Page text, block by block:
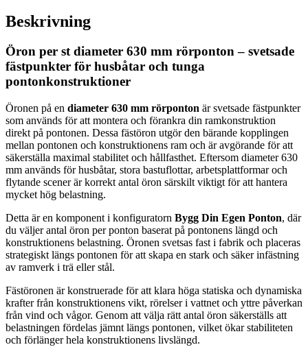
Beskrivning
Öron per st diameter 630 mm rörponton – svetsade
fästpunkter för husbåtar och tunga
pontonkonstruktioner
Öronen på en diameter 630 mm rörponton är svetsade fästpunkter
som används för att montera och förankra din ramkonstruktion
direkt på pontonen. Dessa fästöron utgör den bärande kopplingen
mellan pontonen och konstruktionens ram och är avgörande för att
säkerställa maximal stabilitet och hållfasthet. Eftersom diameter 630
mm används för husbåtar, stora bastuflottar, arbetsplattformar och
flytande scener är korrekt antal öron särskilt viktigt för att hantera
mycket hög belastning.
Detta är en komponent i konfiguratorn Bygg Din Egen Ponton, där
du väljer antal öron per ponton baserat på pontonens längd och
konstruktionens belastning. Öronen svetsas fast i fabrik och placeras
strategiskt längs pontonen för att skapa en stark och säker infästning
av ramverk i trä eller stål.
Fästöronen är konstruerade för att klara höga statiska och dynamiska
krafter från konstruktionens vikt, rörelser i vattnet och yttre påverkan
från vind och vågor. Genom att välja rätt antal öron säkerställs att
belastningen fördelas jämnt längs pontonen, vilket ökar stabiliteten
och förlänger hela konstruktionens livslängd.